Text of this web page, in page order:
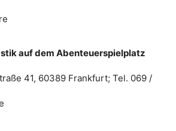
auf dem Abenteuerspielplatz
41, 60389 Frankfurt; Tel. 069 /